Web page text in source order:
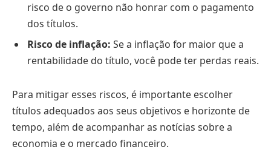
risco de o governo não honrar com o pagamento
dos títulos.
Risco de inflação: Se a inflação for maior que a
rentabilidade do título, você pode ter perdas reais.
Para mitigar esses riscos, é importante escolher
títulos adequados aos seus objetivos e horizonte de
tempo, além de acompanhar as notícias sobre a
economia e o mercado financeiro.